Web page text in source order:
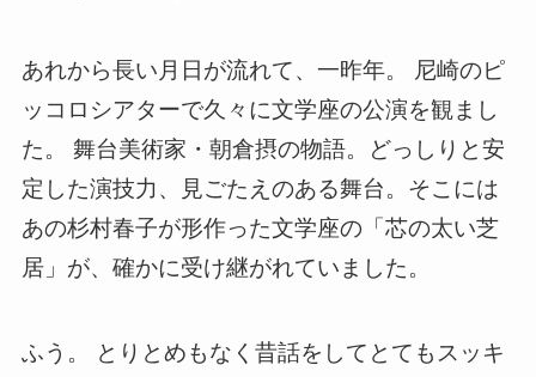
あれから長い月日が流れて、一昨年。 尼崎のピ
ッコロシアターで久々に文学座の公演を観まし
た。 舞台美術家・朝倉摂の物語。どっしりと安
定した演技力、見ごたえのある舞台。そこには
あの杉村春子が形作った文学座の「芯の太い芝
居」が、確かに受け継がれていました。
ふう。 とりとめもなく昔話をしてとてもスッキ